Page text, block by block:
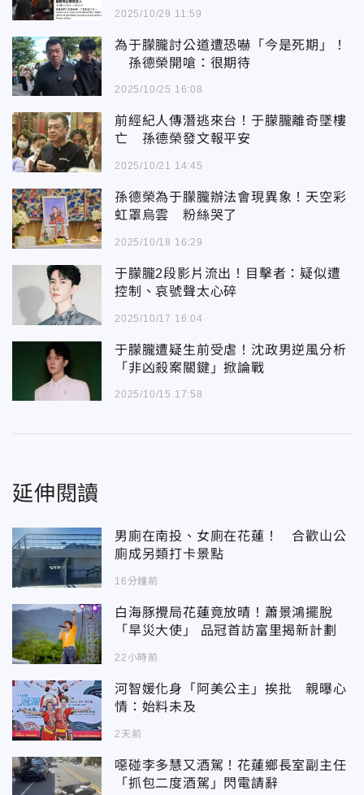
2025/10/29 11:59
為于朦朧討公道遭恐嚇「今是死期」！
孫德榮開嗆：很期待
2025/10/25 16:08
前經紀人傳潛逃來台！于朦朧離奇墜樓
亡 孫德榮發文報平安
2025/10/21 14:45
孫德榮為于朦朧辦法會現異象！天空彩
虹罩烏雲 粉絲哭了
2025/10/18 16:29
于朦朧2段影片流出！目擊者：疑似遭
控制、哀號聲太心碎
2025/10/17 16:04
于朦朧遭疑生前受虐！沈政男逆風分析
「非凶殺案關鍵」掀論戰
2025/10/15 17:58
延伸閱讀
男廁在南投、女廁在花蓮！ 合歡山公
廁成另類打卡景點
16分鐘前
白海豚攪局花蓮竟放晴！蕭景鴻擺脫
「旱災大使」 品冠首訪富里揭新計劃
22小時前
河智媛化身「阿美公主」挨批 親曝心
情：始料未及
2天前
噁碰李多慧又酒駕！花蓮鄉長室副主任
「抓包二度酒駕」閃電請辭